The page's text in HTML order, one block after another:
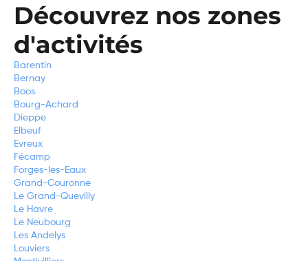
Découvrez nos zones
d'activités
Barentin
Bernay
Boos
Bourg-Achard
Dieppe
Elbeuf
Evreux
Fécamp
Forges-les-Eaux
Grand-Couronne
Le Grand-Quevilly
Le Havre
Le Neubourg
Les Andelys
Louviers